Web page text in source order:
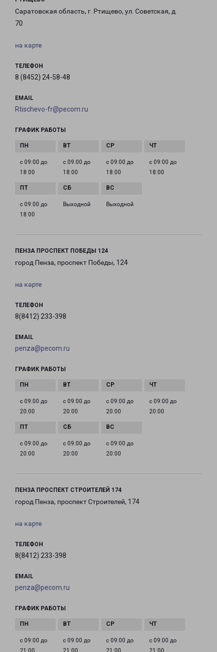
Саратовская область, г. Ртищево, ул. Советская, д.
70
на карте
ТЕЛЕФОН
8 (8452) 24-58-48
EMAIL
Rtischevo-fr@pecom.ru
ГРАФИК РАБОТЫ
с 09:00 до
18:00
с 09:00 до
18:00
с 09:00 до
18:00
с 09:00 до
18:00
с 09:00 до
18:00
Выходной Выходной
ПЕНЗА ПРОСПЕКТ ПОБЕДЫ 124
город Пенза, проспект Победы, 124
на карте
ТЕЛЕФОН
8(8412) 233-398
EMAIL
penza@pecom.ru
ГРАФИК РАБОТЫ
с 09:00 до
20:00
с 09:00 до
20:00
с 09:00 до
20:00
с 09:00 до
20:00
с 09:00 до
20:00
с 09:00 до
20:00
с 09:00 до
20:00
ПЕНЗА ПРОСПЕКТ СТРОИТЕЛЕЙ 174
город Пенза, проспект Строителей, 174
на карте
ТЕЛЕФОН
8(8412) 233-398
EMAIL
penza@pecom.ru
ГРАФИК РАБОТЫ
с 09:00 до
с 09:00 до
с 09:00 до
с 09:00 до